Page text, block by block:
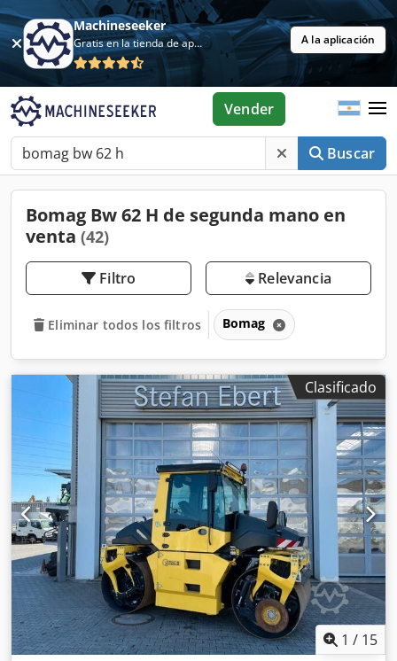
Machineseeker
Gratis en la tienda de aplicaciones A la aplicación
Buscar
Vender
Bomag Bw 62 H de segunda mano en
venta (42)
Filtro Relevancia
Eliminar todos los filtros Bomag
Clasificado
1 / 15